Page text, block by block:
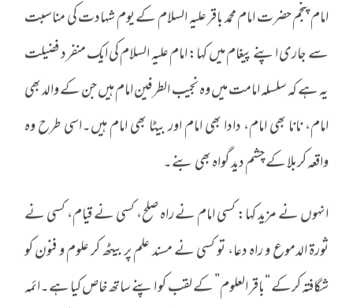
امام پنجم حضرت امام محمد باقر علیہ السلام کے یوم شہادت کی مناسبت
سے جاری اپنے پیغام میں کہا: امام علیہ السلام کی ایک منفرد فضیلت
یہ ہے کہ سلسلہ امامت میں وہ نجیب الطرفین امام ہیں جن کے والد بھی
امام، نانا بھی امام، دادا بھی امام اور بیٹا بھی امام ہیں۔اسی طرح وہ
واقعہ کربلا کے چشم دید گواہ بھی بنے۔
انہوں نے مزید کہا: کسی امام نے راہ صلح، کسی نے قیام، کسی نے
ثورۃ الدموع و راہ دعا، تو کسی نے مسند علم پر بیٹھ کر علوم و فنون کو
شگافتہ کرکے “باقر العلوم” کے لقب کو اپنے ساتھ خاص کیا ہے۔ائمہ